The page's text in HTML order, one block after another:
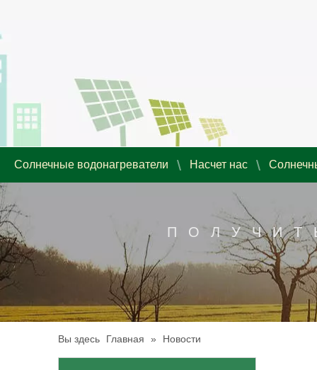
Солнечные водонагреватели Насчет нас
Вы здесь Главная » Новости